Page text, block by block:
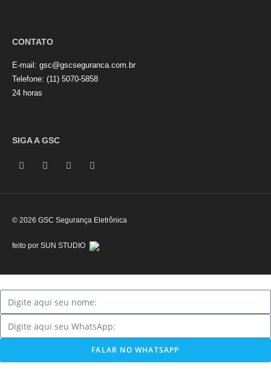
CONTATO
E-mail: gsc@gscseguranca.com.br
Telefone: (11) 5070-5858
24 horas
SIGA A GSC
© 2026 GSC Segurança Eletrônica
feito por SUN STUDIO
FALAR NO WHATSAPP